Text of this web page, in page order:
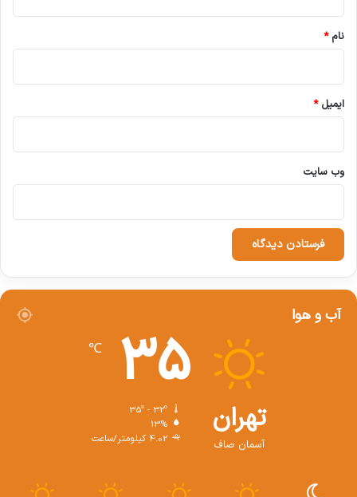
کپی لینک
نام*
ایمیل*
وب‌ سایت
آب و هوا
تهران
آسمان صاف
35
℃
35º - 32º
13%
4.02 کیلومتر/ساعت